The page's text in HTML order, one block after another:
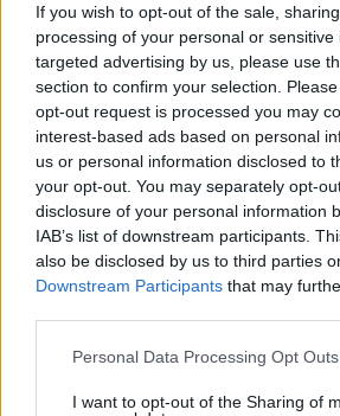
If you wish to opt-out of the sale,
processing of your personal or
targeted advertising by us, please use
section to confirm your selection.
opt-out request is processed you may
interest-based ads based on personal
us or personal information disclosed to
your opt-out. You may separately opt-
disclosure of your personal information
IAB’s list of downstream participants.
also be disclosed by us to third parties
Downstream Participants that may
Please note that this website/app uses
not limited to your visit or usage
Personal Data Processing Opt Outs
I want to opt-out of the Sharing of
Οικονόμου: Στον νέο
ψήφισε τις αμυντικές δαπάνες
«Οι πολίτες βλέπουν,
τονίζει ο κυβερνητικός
17.12.2022, 21:42 7